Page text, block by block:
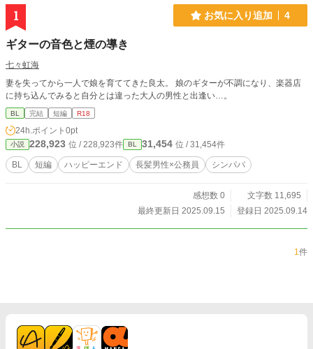
1 お気に入り追加 4
ギターの音色と煙の導き
七々虹海
妻を失ってから一人で娘を育ててきた良太。 娘のギターが不調になり、楽器店
に持ち込んでみると自分とは違った大人の男性と出逢い…。
BL 完結 短編 R18
24h.ポイント 0pt
小説 228,923 位 / 228,923件 BL 31,454 位 / 31,454件
BL 短編 ハッピーエンド 長髪男性×公務員 シンパパ
感想数 0
文字数 11,695
最終更新日 2025.09.15
登録日 2025.09.14
1件